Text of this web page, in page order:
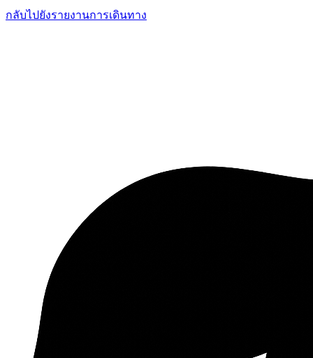
กลับไปยังรายงานการเดินทาง